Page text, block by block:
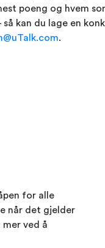
poeng og hvem
kan du lage en
.
for alle
når det gjelder
ved å